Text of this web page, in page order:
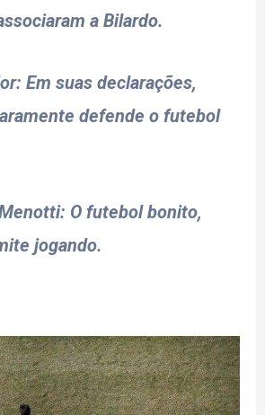
a Bilardo.
: Em suas declarações,
defende o futebol
: O futebol bonito,
jogando.